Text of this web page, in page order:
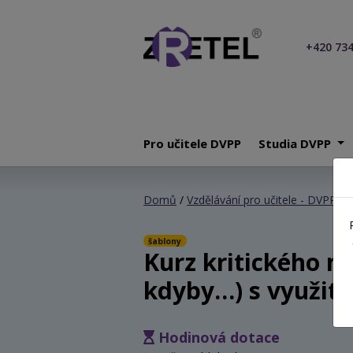
+420
Pro učitele DVPP Studia DVPP
Domů / Vzdělávání pro učitele - DVPP/
šablony
Kurz kritického
kdyby…) s
Hodinová dotace